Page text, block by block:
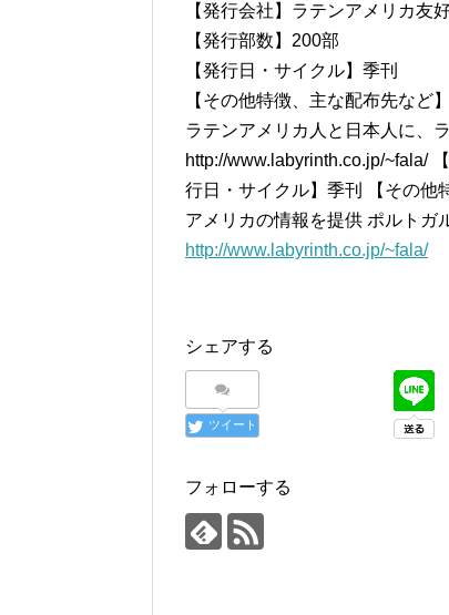
【発行会社】ラテンアメリカ友
【発行部数】200部
【発行日・サイクル】季刊
【その他特徴、主な配布先など】
ラテンアメリカ人と日本人に、
http://www.labyrinth.co.jp/~fala/
行日・サイクル】季刊 【その他
アメリカの情報を提供 ポルトガ
http://www.labyrinth.co.jp/~fala/
シェアする
ツイート
フォローする